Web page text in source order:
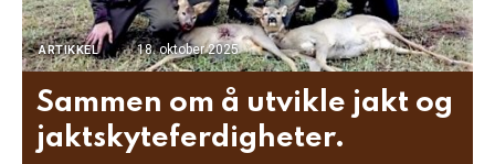
ARTIKKEL 18. oktober 2025
Sammen om å utvikle jakt og
jaktskyteferdigheter.